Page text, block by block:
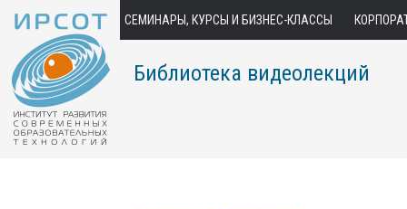
СЕМИНАРЫ, КУРСЫ И БИЗНЕС-КЛАССЫ
Библиотека видеолекций